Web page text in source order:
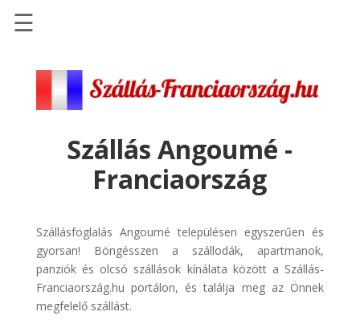
Szállások
Repülőjegy
pénzvisszatérítéssel
Discover
Cars
Transzfer
☰
Szállás Angoumé -
Franciaország
Szállásfoglalás Angoumé településen egyszerűen és
gyorsan! Böngésszen a szállodák, apartmanok,
panziók és olcsó szállások kínálata között a Szállás-
Franciaország.hu portálon, és találja meg az Önnek
megfelelő szállást.